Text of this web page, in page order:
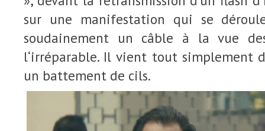
sur une manifestation qui se
soudainement un câble à la vue
l‘irréparable. Il vient tout simplement
un battement de cils.